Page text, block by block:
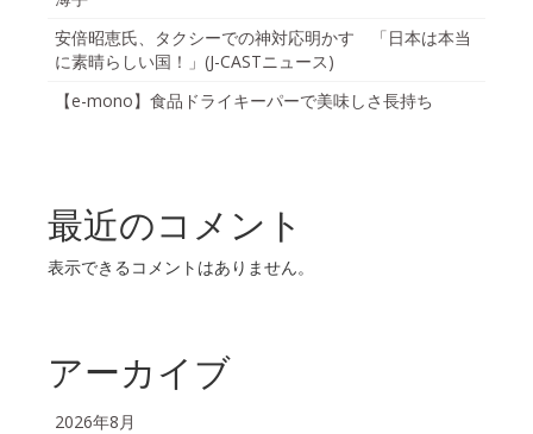
安倍昭恵氏、タクシーでの神対応明かす 「日本は本当
に素晴らしい国！」(J-CASTニュース)
【e-mono】食品ドライキーパーで美味しさ長持ち
最近のコメント
表示できるコメントはありません。
アーカイブ
2026年8月